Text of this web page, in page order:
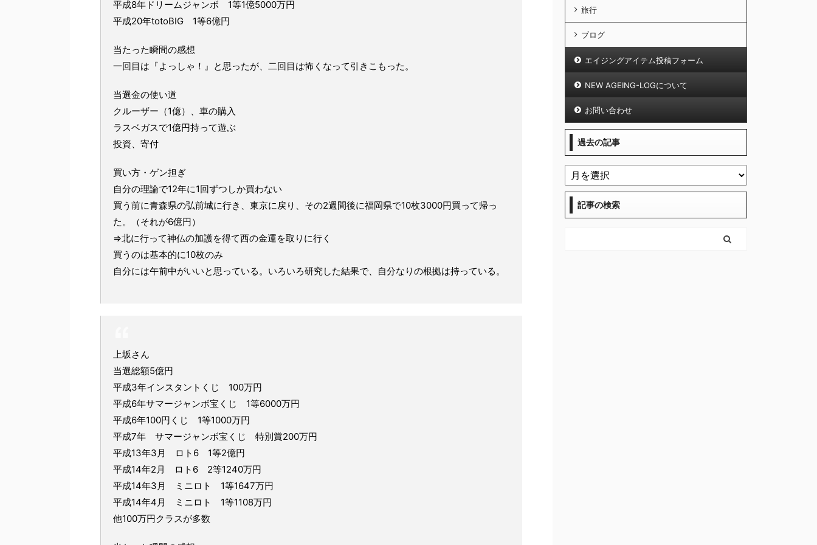
平成8年ドリームジャンボ 1等1億5000万円
平成20年totoBIG 1等6億円
当たった瞬間の感想
一回目は『よっしゃ！』と思ったが、二回目は怖くなって引きこもった。
当選金の使い道
クルーザー（1億）、車の購入
ラスベガスで1億円持って遊ぶ
投資、寄付
買い方・ゲン担ぎ
自分の理論で12年に1回ずつしか買わない
買う前に青森県の弘前城に行き、東京に戻り、その2週間後に福岡県で10枚3000円買って帰っ
た。（それが6億円）
⇒北に行って神仏の加護を得て西の金運を取りに行く
買うのは基本的に10枚のみ
自分には午前中がいいと思っている。いろいろ研究した結果で、自分なりの根拠は持っている。
上坂さん
当選総額5億円
平成3年インスタントくじ 100万円
平成6年サマージャンボ宝くじ 1等6000万円
平成6年100円くじ 1等1000万円
平成7年 サマージャンボ宝くじ 特別賞200万円
平成13年3月 ロト6 1等2億円
平成14年2月 ロト6 2等1240万円
平成14年3月 ミニロト 1等1647万円
平成14年4月 ミニロト 1等1108万円
他100万円クラスが多数
旅行
ブログ
エイジングアイテム投稿フォーム
NEW AGEING-LOGについて
お問い合わせ
過去の記事
記事の検索